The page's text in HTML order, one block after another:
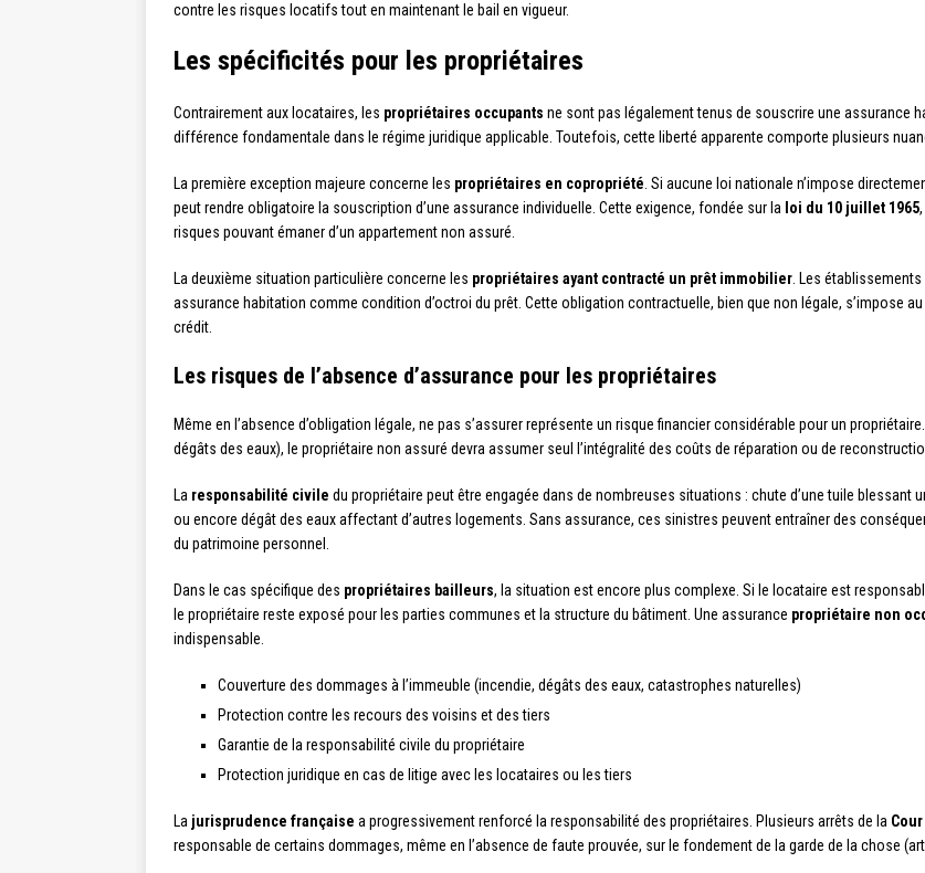
contre les risques locatifs tout en maintenant le bail en vigueur.
Les spécificités pour les propriétaires
Contrairement aux locataires, les propriétaires occupants ne sont pas légalement tenus de souscrire une assurance
différence fondamentale dans le régime juridique applicable. Toutefois, cette liberté apparente comporte plusieurs
La première exception majeure concerne les propriétaires en copropriété . Si aucune loi nationale n’impose
peut rendre obligatoire la souscription d’une assurance individuelle. Cette exigence, fondée sur la loi du 10 juillet 1965
risques pouvant émaner d’un appartement non assuré.
La deuxième situation particulière concerne les propriétaires ayant contracté un prêt immobilier . Les
assurance habitation comme condition d’octroi du prêt. Cette obligation contractuelle, bien que non légale, s’impose
crédit.
Les risques de l’absence d’assurance pour les propriétaires
Même en l’absence d’obligation légale, ne pas s’assurer représente un risque financier considérable pour un
dégâts des eaux), le propriétaire non assuré devra assumer seul l’intégralité des coûts de réparation ou de
La responsabilité civile du propriétaire peut être engagée dans de nombreuses situations : chute d’une tuile
ou encore dégât des eaux affectant d’autres logements. Sans assurance, ces sinistres peuvent entraîner des
du patrimoine personnel.
Dans le cas spécifique des propriétaires bailleurs, la situation est encore plus complexe. Si le locataire est
le propriétaire reste exposé pour les parties communes et la structure du bâtiment. Une assurance propriétaire non
indispensable.
Couverture des dommages à l’immeuble (incendie, dégâts des eaux, catastrophes naturelles)
Protection contre les recours des voisins et des tiers
Garantie de la responsabilité civile du propriétaire
Protection juridique en cas de litige avec les locataires ou les tiers
La jurisprudence française a progressivement renforcé la responsabilité des propriétaires. Plusieurs arrêts de la
responsable de certains dommages, même en l’absence de faute prouvée, sur le fondement de la garde de la chose